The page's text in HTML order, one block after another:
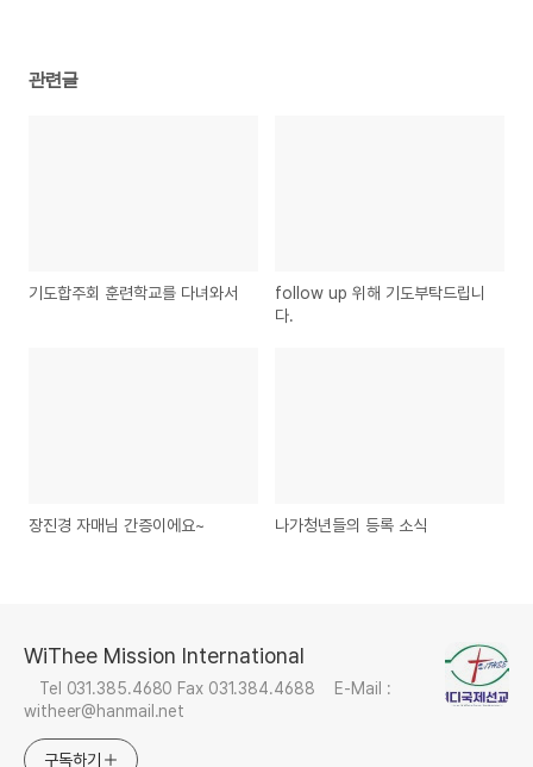
관련글
기도합주회 훈련학교를 다녀와서
follow up 위해 기도부탁드립니
다.
장진경 자매님 간증이에요~ 나가청년들의 등록 소식
WiThee Mission International
Tel 031.385.4680 Fax 031.384.4688 E-Mail :
witheer@hanmail.net
구독하기